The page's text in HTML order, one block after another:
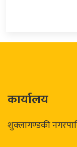
कार्यालय
शुक्लागण्डकी